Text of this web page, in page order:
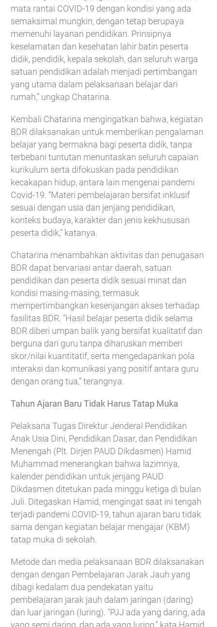
mata rantai COVID-19 dengan kondisi yang ada
semaksimal mungkin, dengan tetap berupaya
memenuhi layanan pendidikan. Prinsipnya
keselamatan dan kesehatan lahir batin peserta
didik, pendidik, kepala sekolah, dan seluruh warga
satuan pendidikan adalah menjadi pertimbangan
yang utama dalam pelaksanaan belajar dari
rumah,” ungkap Chatarina.
Kembali Chatarina mengingatkan bahwa, kegiatan
BDR dilaksanakan untuk memberikan pengalaman
belajar yang bermakna bagi peserta didik, tanpa
terbebani tuntutan menuntaskan seluruh capaian
kurikulum serta difokuskan pada pendidikan
kecakapan hidup, antara lain mengenai pandemi
Covid-19. “Materi pembelajaran bersifat inklusif
sesuai dengan usia dan jenjang pendidikan,
konteks budaya, karakter dan jenis kekhususan
peserta didik,” katanya.
Chatarina menambahkan aktivitas dan penugasan
BDR dapat bervariasi antar daerah, satuan
pendidikan dan peserta didik sesuai minat dan
kondisi masing-masing, termasuk
mempertimbangkan kesenjangan akses terhadap
fasilitas BDR. “Hasil belajar peserta didik selama
BDR diberi umpan balik yang bersifat kualitatif dan
berguna dari guru tanpa diharuskan memberi
skor/nilai kuantitatif, serta mengedapankan pola
interaksi dan komunikasi yang positif antara guru
dengan orang tua,” terangnya.
Tahun Ajaran Baru Tidak Harus Tatap Muka
Pelaksana Tugas Direktur Jenderal Pendidikan
Anak Usia Dini, Pendidikan Dasar, dan Pendidikan
Menengah (Plt. Dirjen PAUD Dikdasmen) Hamid
Muhammad menerangkan bahwa lazimnya,
kalender pendidikan untuk jenjang PAUD
Dikdasmen ditetukan pada minggu ketiga di bulan
Juli. Ditegaskan Hamid, mengingat saat ini tengah
terjadi pandemi COVID-19, tahun ajaran baru tidak
sama dengan kegiatan belajar mengajar (KBM)
tatap muka di sekolah.
Metode dan media pelaksanaan BDR dilaksanakan
dengan dengan Pembelajaran Jarak Jauh yang
dibagi kedalam dua pendekatan yaitu
pembelajaran jarak jauh dalam jaringan (daring)
dan luar jaringan (luring). "PJJ ada yang daring, ada
yang semi daring, dan ada yang luring," kata Hamid.